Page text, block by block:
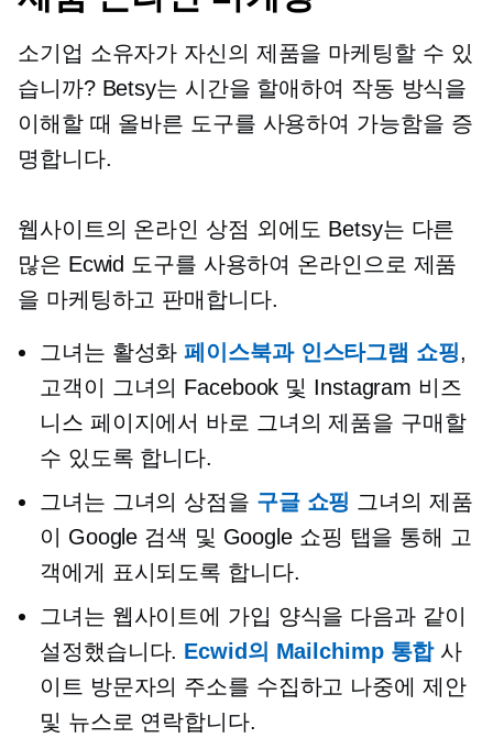
소기업 소유자가 자신의 제품을 마케팅할 수 있
습니까? Betsy는 시간을 할애하여 작동 방식을
이해할 때 올바른 도구를 사용하여 가능함을 증
명합니다.
웹사이트의 온라인 상점 외에도 Betsy는 다른
많은 Ecwid 도구를 사용하여 온라인으로 제품
을 마케팅하고 판매합니다.
그녀는 활성화페이스북과 인스타그램 쇼핑,
고객이 그녀의 Facebook 및 Instagram 비즈
니스 페이지에서 바로 그녀의 제품을 구매할
수 있도록 합니다.
그녀는 그녀의 상점을 구글 쇼핑 그녀의 제품
이 Google 검색 및 Google 쇼핑 탭을 통해 고
객에게 표시되도록 합니다.
그녀는 웹사이트에 가입 양식을 다음과 같이
설정했습니다. Ecwid의 Mailchimp 통합사
이트 방문자의 주소를 수집하고 나중에 제안
및 뉴스로 연락합니다.